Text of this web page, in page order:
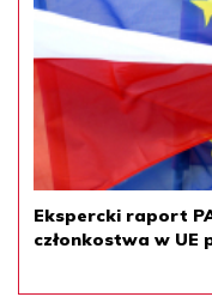
Ekspercki raport
członkostwa w UE